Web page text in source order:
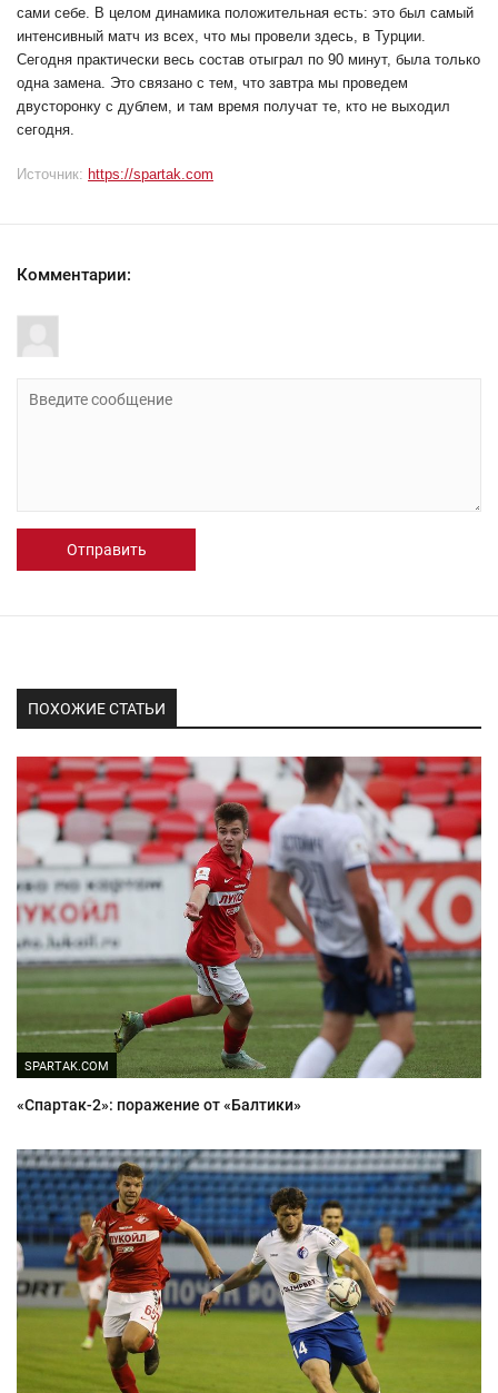
сами себе. В целом динамика положительная есть: это был самый
интенсивный матч из всех, что мы провели здесь, в Турции.
Сегодня практически весь состав отыграл по 90 минут, была только
одна замена. Это связано с тем, что завтра мы проведем
двусторонку с дублем, и там время получат те, кто не выходил
сегодня.
Источник: https://spartak.com
Комментарии:
Отправить
ПОХОЖИЕ СТАТЬИ
SPARTAK.COM
«Спартак-2»: поражение от «Балтики»